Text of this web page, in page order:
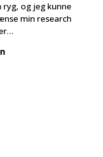
og jeg kunne
min research